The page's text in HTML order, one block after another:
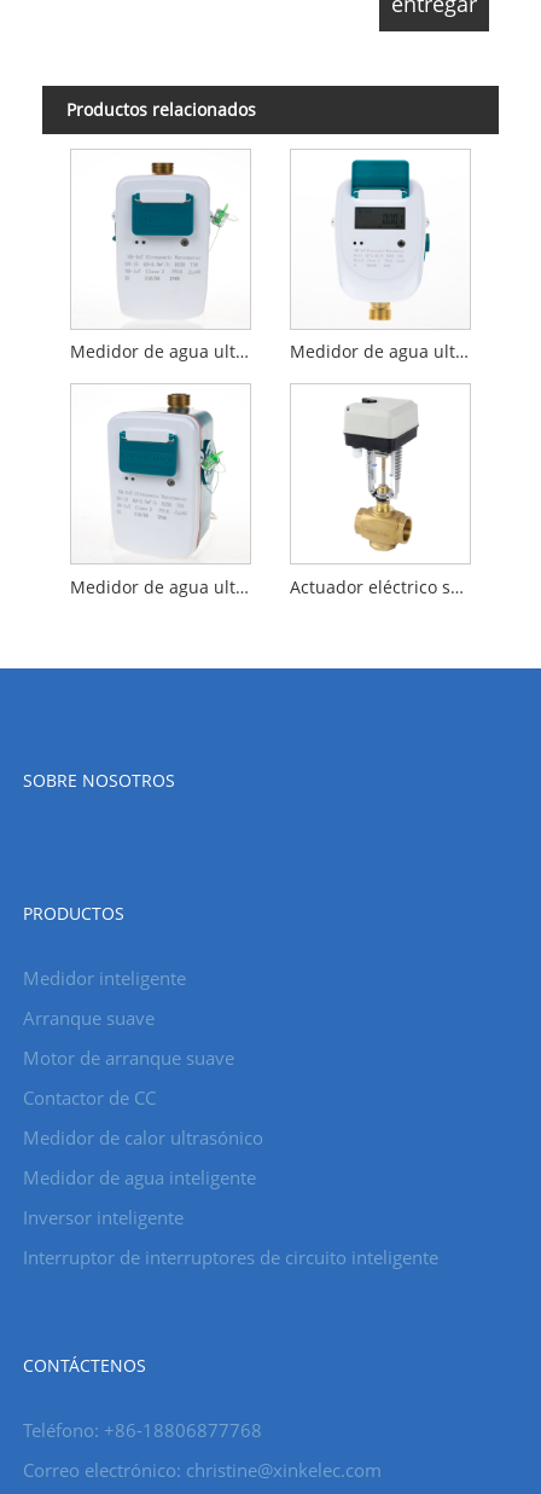
Productos relacionados
Medidor de agua ultrasónico DN 15 con Modbus RS485 Medidor de agua ultrasónico DN15 NB-IOT
Medidor de agua ultrasónico residencial de tubo de latón Actuador eléctrico serie A8088
SOBRE NOSOTROS
PRODUCTOS
Medidor inteligente
Arranque suave
Motor de arranque suave
Contactor de CC
Medidor de calor ultrasónico
Medidor de agua inteligente
Inversor inteligente
Interruptor de interruptores de circuito inteligente
CONTÁCTENOS
Teléfono: +86-18806877768
Correo electrónico: christine@xinkelec.com